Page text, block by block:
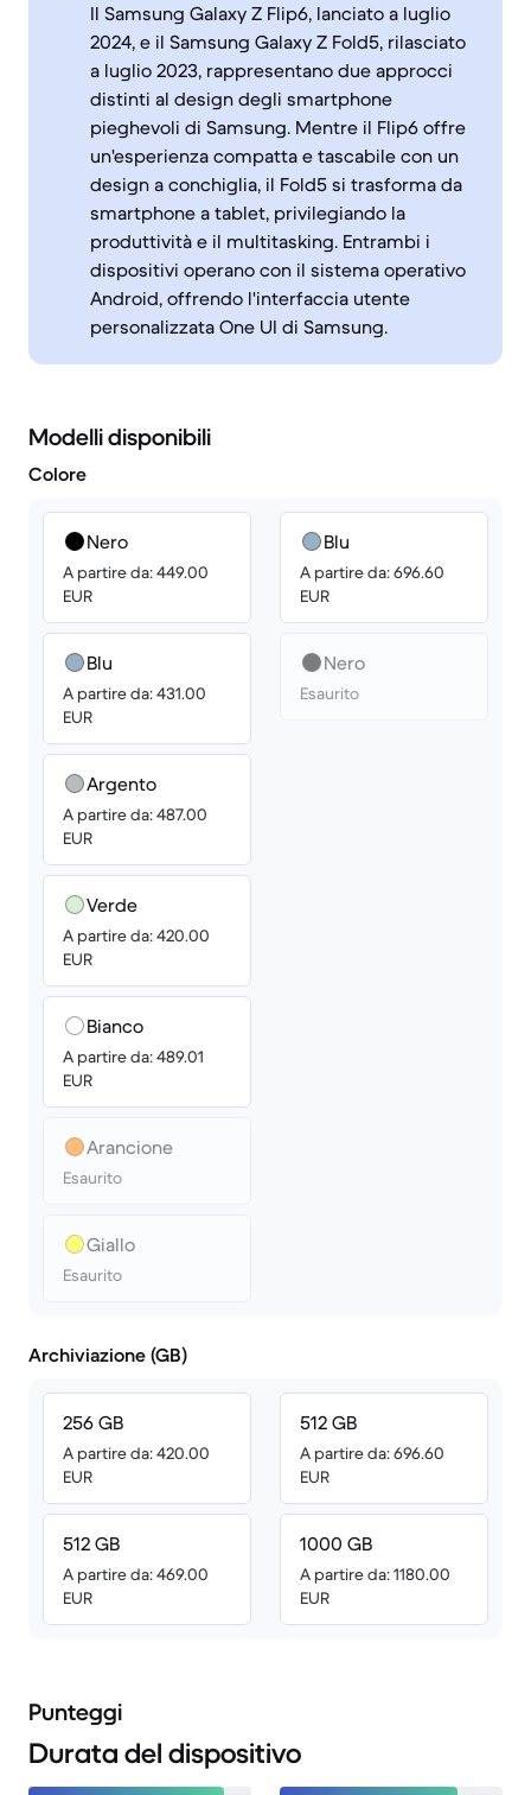
Il Samsung Galaxy Z Flip6, lanciato a luglio
2024, e il Samsung Galaxy Z Fold5, rilasciato
a luglio 2023, rappresentano due approcci
distinti al design degli smartphone
pieghevoli di Samsung. Mentre il Flip6 offre
un'esperienza compatta e tascabile con un
design a conchiglia, il Fold5 si trasforma da
smartphone a tablet, privilegiando la
produttività e il multitasking. Entrambi i
dispositivi operano con il sistema operativo
Android, offrendo l'interfaccia utente
personalizzata One UI di Samsung.
Modelli disponibili
Colore
Nero
A partire da: 449.00
EUR
Blu
A partire da: 431.00
EUR
Argento
A partire da: 487.00
EUR
Verde
A partire da: 420.00
EUR
Bianco
A partire da: 489.01
EUR
Arancione
Esaurito
Giallo
Esaurito
Blu
A partire da: 696.60
EUR
Nero
Esaurito
Archiviazione (GB)
256 GB
A partire da: 420.00
EUR
512 GB
A partire da: 469.00
EUR
512 GB
A partire da: 696.60
EUR
1000 GB
A partire da: 1180.00
EUR
Punteggi
Durata del dispositivo